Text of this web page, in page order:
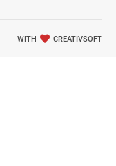
WITH CREATIVSOFT